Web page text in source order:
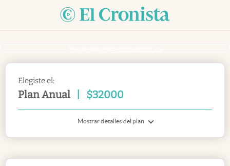
Elegiste el:
Plan Anual $32000
Mostrar detalles del plan